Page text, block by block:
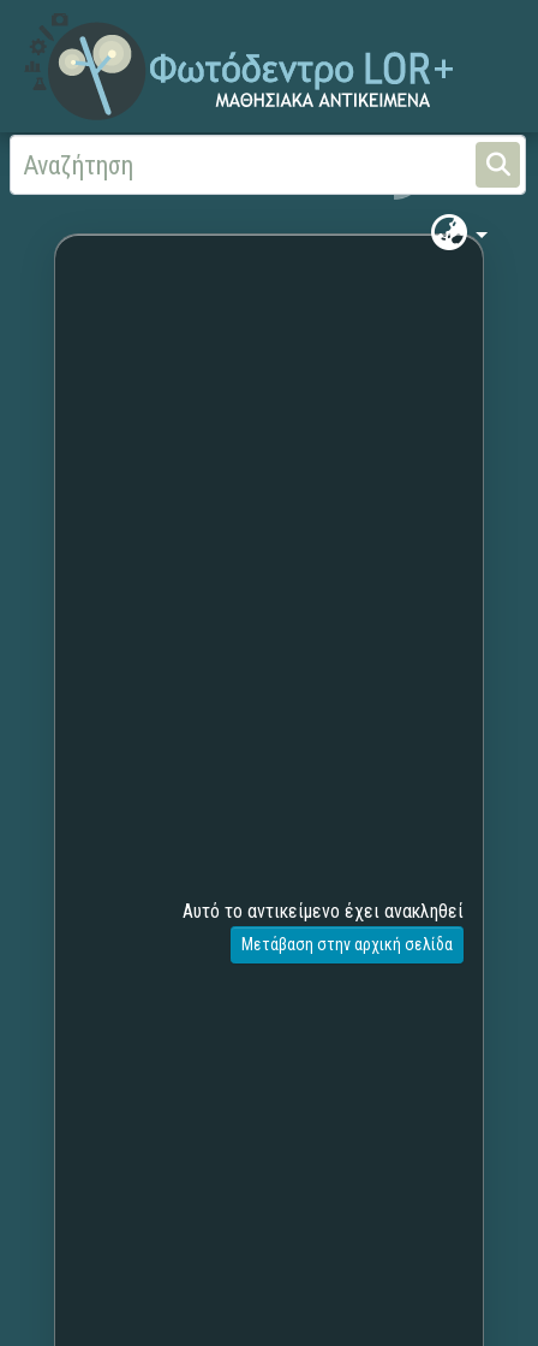
Αρχική Χωρίς τίτλο
Αυτό το αντικείμενο έχει ανακληθεί
Μετάβαση στην αρχική σελίδα